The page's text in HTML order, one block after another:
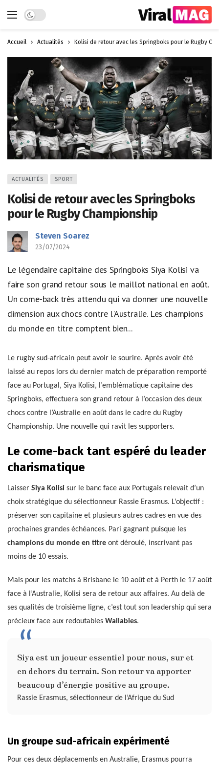
Dark mode
Accueil Actualités Kolisi de retour avec les Springboks pour le Rugby
ACTUALITÉS SPORT
Kolisi de retour avec les Springboks
pour le Rugby Championship
Steven Soarez
23/07/2024
Le légendaire capitaine des Springboks Siya Kolisi va
faire son grand retour sous le maillot national en août.
Un come-back très attendu qui va donner une nouvelle
dimension aux chocs contre l'Australie. Les champions
du monde en titre comptent bien...
Le rugby sud-africain peut avoir le sourire. Après avoir été
laissé au repos lors du dernier match de préparation remporté
face au Portugal, Siya Kolisi, l’emblématique capitaine des
Springboks, effectuera son grand retour à l’occasion des deux
chocs contre l’Australie en août dans le cadre du Rugby
Championship. Une nouvelle qui ravit les supporters.
Le come-back tant espéré du leader
charismatique
Laisser Siya Kolisi sur le banc face aux Portugais relevait d’un
choix stratégique du sélectionneur Rassie Erasmus. L’objectif :
préserver son capitaine et plusieurs autres cadres en vue des
prochaines grandes échéances. Pari gagnant puisque les
champions du monde en titre ont déroulé, inscrivant pas
moins de 10 essais.
Mais pour les matchs à Brisbane le 10 août et à Perth le 17 août
face à l’Australie, Kolisi sera de retour aux affaires. Au delà de
ses qualités de troisième ligne, c’est tout son leadership qui sera
précieux face aux redoutables Wallabies.
Siya est un joueur essentiel pour nous, sur et
en dehors du terrain. Son retour va apporter
beaucoup d’énergie positive au groupe.
Rassie Erasmus, sélectionneur de l’Afrique du Sud
Un groupe sud-africain expérimenté
Pour ces deux déplacements en Australie, Erasmus pourra